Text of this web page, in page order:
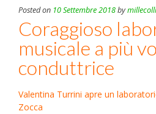
Posted on 10 Settembre 2018by
Coraggioso
musicale a più
conduttrice
Valentina Turrini apre un
Zocca